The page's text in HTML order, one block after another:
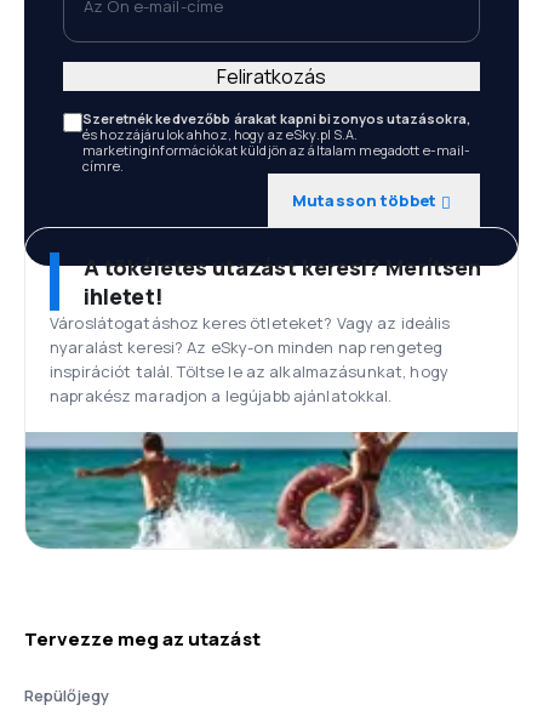
Szeretnék kedvezőbb árakat kapni bizonyos utazásokra,
és hozzájárulok ahhoz, hogy az eSky.pl S.A.
marketinginformációkat küldjön az általam megadott e-mail-
címre.
Mutasson többet
Feliratkozás
A tökéletes utazást keresi? Merítsen
ihletet!
Városlátogatáshoz keres ötleteket? Vagy az ideális
nyaralást keresi? Az eSky-on minden nap rengeteg
inspirációt talál. Töltse le az alkalmazásunkat, hogy
naprakész maradjon a legújabb ajánlatokkal.
Tervezze meg az utazást
Repülőjegy